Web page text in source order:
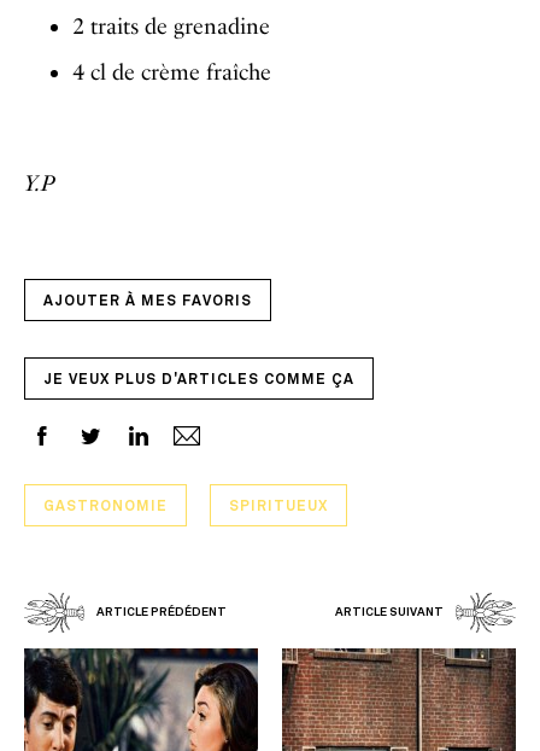
2 traits de grenadine
4 cl de crème fraîche
Y.P
AJOUTER À MES FAVORIS
JE VEUX PLUS D'ARTICLES COMME ÇA
GASTRONOMIE SPIRITUEUX
ARTICLE PRÉDÉDENT ARTICLE SUIVANT